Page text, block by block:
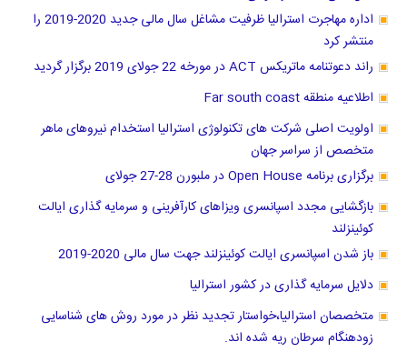
اداره مهاجرت استرالیا ظرفیت مشاغل سال مالی جدید 2020-2019 را
منتشر کرد
راند دعوتنامه ماتریکس ACT در مورخه 22 جولای 2019 برگزار گردید
اطلاعیه منطقه Far south coast
اولویت اصلی شرکت های تکنولوژی استرالیا استخدام نیروهای ماهر
متخصص از سراسر جهان
برگزاری برنامه Open House در ملبورن 28-27 جولای
بازگشایی مجدد اسپانسری ویزاهای کارآفرینی و سرمایه گذاری ایالت
کوئینزلند
باز شدن اسپانسری ایالت کوئینزلند جهت سال مالی 2020-2019
دلایل سرمایه گذاری در کشور استرالیا
متخصصان استرالیا،خواستار تجدید نظر در مورد روش های شناسایی
زودهنگام سرطان ریه شده اند.